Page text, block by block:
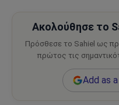
Ακολούθησε το
Πρόσθεσε το Sahiel ως
πρώτος τις
Add as